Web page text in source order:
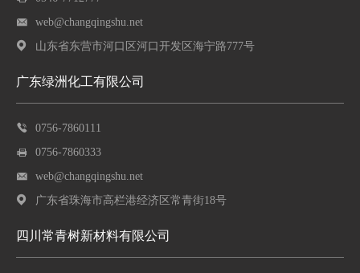
web@changqingshu.net
山东省东营市河口区河口开发区海宁路777号
广东绿洲化工有限公司
0756-7860111
0756-7860333
web@changqingshu.net
广东省珠海市高栏港经济区常青街18号
四川常青树新材料有限公司